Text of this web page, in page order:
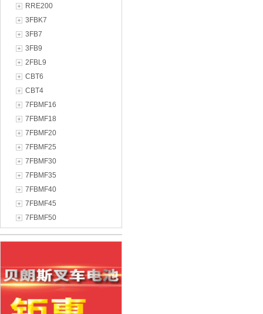
RRE200
3FBK7
3FB7
3FB9
2FBL9
CBT6
CBT4
7FBMF16
7FBMF18
7FBMF20
7FBMF25
7FBMF30
7FBMF35
7FBMF40
7FBMF45
7FBMF50